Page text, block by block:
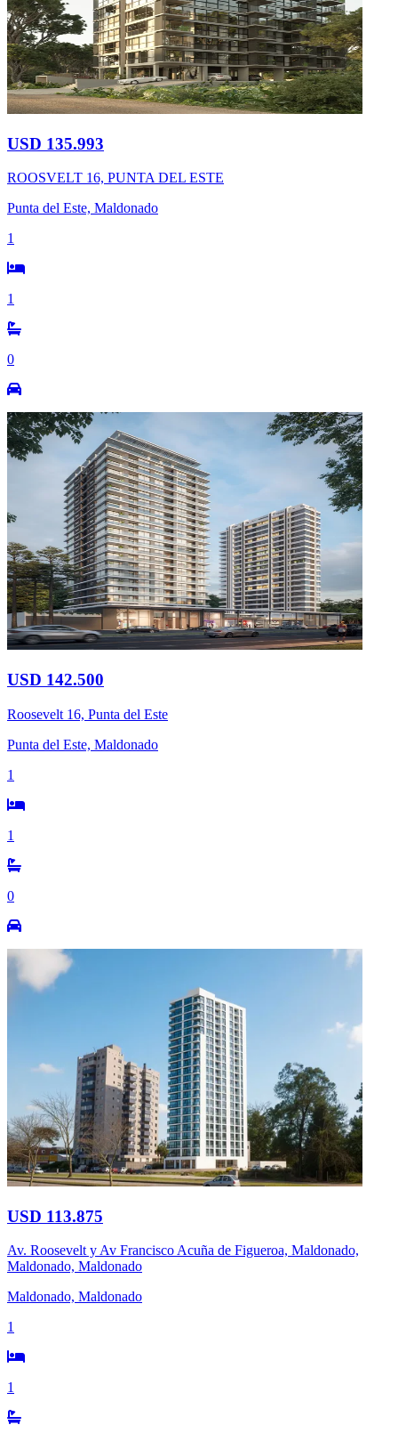
USD 135.993
ROOSVELT 16, PUNTA DEL ESTE
Punta del Este, Maldonado
1
1
0
USD 142.500
Roosevelt 16, Punta del Este
Punta del Este, Maldonado
1
1
0
USD 113.875
Av. Roosevelt y Av Francisco Acuña de Figueroa, Maldonado,
Maldonado, Maldonado
Maldonado, Maldonado
1
1